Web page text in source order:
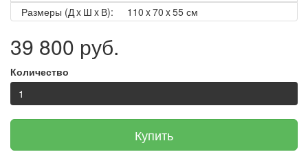
Размеры (Д x Ш x В):
110 x 70 x 55 см
39 800 руб.
Количество
Купить